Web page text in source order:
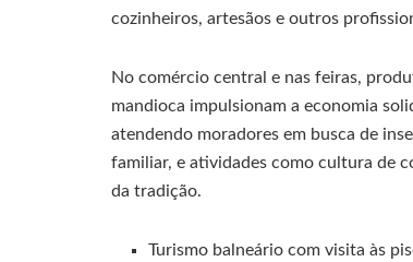
cozinheiros, artesãos e outros
No comércio central e nas feiras,
mandioca impulsionam a economia
atendendo moradores em busca de
familiar, e atividades como cultura de
da tradição.
Turismo balneário com visita às